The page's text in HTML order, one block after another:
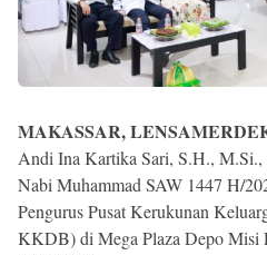
MAKASSAR,
Andi Ina Kartika Sari, S.H.,
Nabi Muhammad SAW 1447 H/
Pengurus Pusat Kerukunan
KKDB) di Mega Plaza Depo Misi